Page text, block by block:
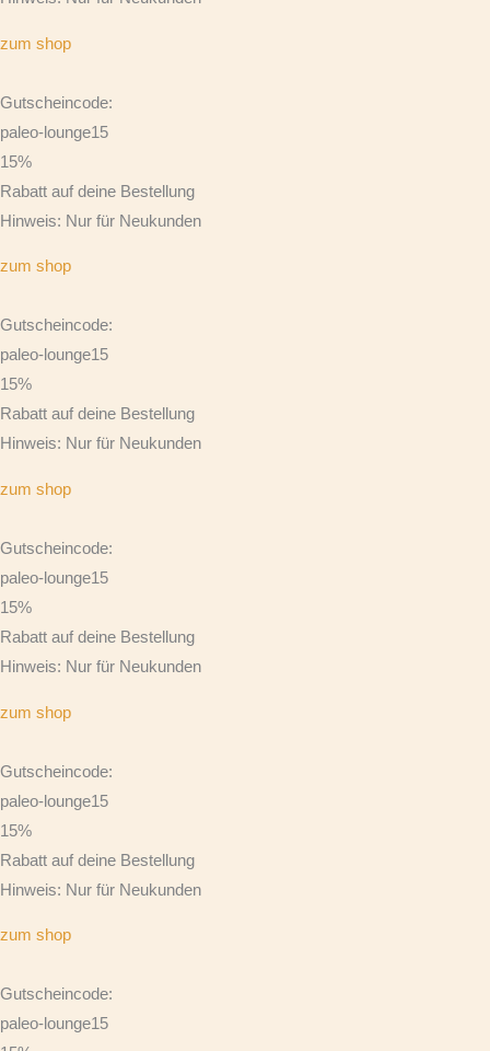
zum shop
Gutscheincode:
paleo-lounge15
15%
Rabatt auf deine Bestellung
Hinweis: Nur für Neukunden
zum shop
Gutscheincode:
paleo-lounge15
15%
Rabatt auf deine Bestellung
Hinweis: Nur für Neukunden
zum shop
Gutscheincode:
paleo-lounge15
15%
Rabatt auf deine Bestellung
Hinweis: Nur für Neukunden
zum shop
Gutscheincode:
paleo-lounge15
15%
Rabatt auf deine Bestellung
Hinweis: Nur für Neukunden
zum shop
Gutscheincode:
paleo-lounge15